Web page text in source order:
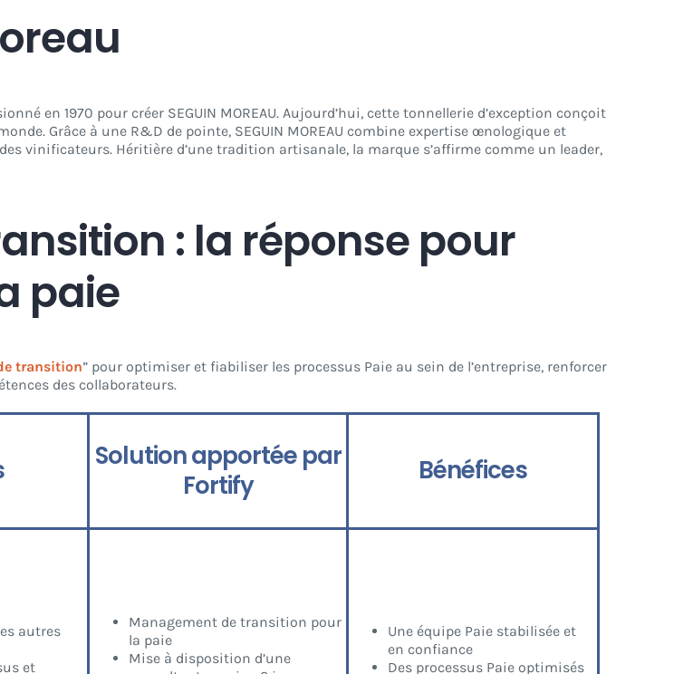
en 1970 pour créer SEGUIN MOREAU. Aujourd’hui, cette tonnellerie d’exception conçoit
Grâce à une R&D de pointe, SEGUIN MOREAU combine expertise œnologique et
vinificateurs. Héritière d’une tradition artisanale, la marque s’affirme comme un leader,
: la réponse pour
paie
transition” pour optimiser et fiabiliser les processus Paie au sein de l’entreprise, renforcer
des collaborateurs.
Solution apportée par
Fortify
Bénéfices
autres
et
Management de transition pour
la paie
Mise à disposition d’une
Une équipe Paie stabilisée et
en confiance
Des processus Paie optimisés